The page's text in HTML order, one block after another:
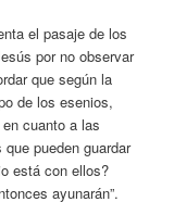
el pasaje de los
por no observar
que según la
de los esenios,
cuanto a las
pueden guardar
está con ellos?
ayunarán”.